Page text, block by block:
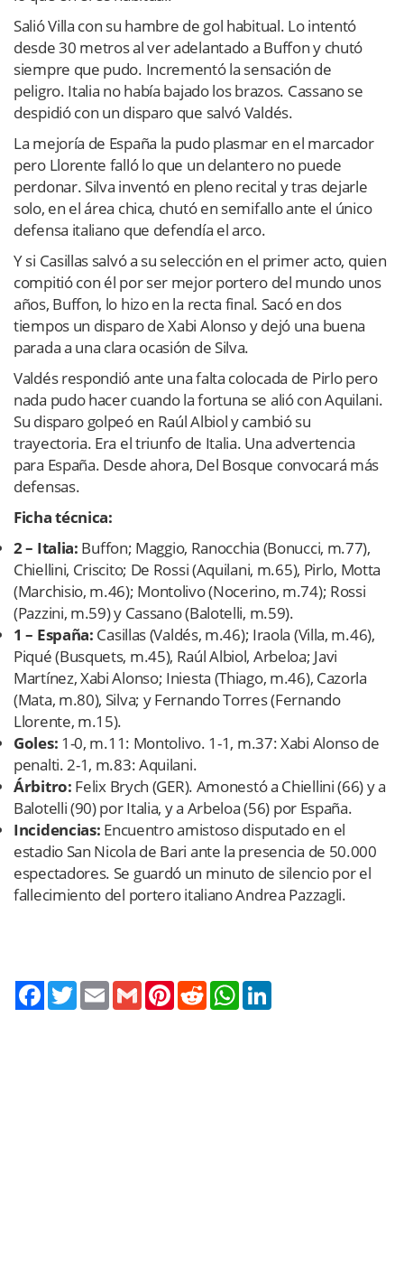
Salió Villa con su hambre de gol habitual. Lo intentó
desde 30 metros al ver adelantado a Buffon y chutó
siempre que pudo. Incrementó la sensación de
peligro. Italia no había bajado los brazos. Cassano se
despidió con un disparo que salvó Valdés.
La mejoría de España la pudo plasmar en el marcador
pero Llorente falló lo que un delantero no puede
perdonar. Silva inventó en pleno recital y tras dejarle
solo, en el área chica, chutó en semifallo ante el único
defensa italiano que defendía el arco.
Y si Casillas salvó a su selección en el primer acto, quien
compitió con él por ser mejor portero del mundo unos
años, Buffon, lo hizo en la recta final. Sacó en dos
tiempos un disparo de Xabi Alonso y dejó una buena
parada a una clara ocasión de Silva.
Valdés respondió ante una falta colocada de Pirlo pero
nada pudo hacer cuando la fortuna se alió con Aquilani.
Su disparo golpeó en Raúl Albiol y cambió su
trayectoria. Era el triunfo de Italia. Una advertencia
para España. Desde ahora, Del Bosque convocará más
defensas.
Ficha técnica:
2 – Italia: Buffon; Maggio, Ranocchia (Bonucci, m.77),
Chiellini, Criscito; De Rossi (Aquilani, m.65), Pirlo, Motta
(Marchisio, m.46); Montolivo (Nocerino, m.74); Rossi
(Pazzini, m.59) y Cassano (Balotelli, m.59).
1 – España: Casillas (Valdés, m.46); Iraola (Villa, m.46),
Piqué (Busquets, m.45), Raúl Albiol, Arbeloa; Javi
Martínez, Xabi Alonso; Iniesta (Thiago, m.46), Cazorla
(Mata, m.80), Silva; y Fernando Torres (Fernando
Llorente, m.15).
Goles: 1-0, m.11: Montolivo. 1-1, m.37: Xabi Alonso de
penalti. 2-1, m.83: Aquilani.
Árbitro: Felix Brych (GER). Amonestó a Chiellini (66) y a
Balotelli (90) por Italia, y a Arbeloa (56) por España.
Incidencias: Encuentro amistoso disputado en el
estadio San Nicola de Bari ante la presencia de 50.000
espectadores. Se guardó un minuto de silencio por el
fallecimiento del portero italiano Andrea Pazzagli.
TwitterEmail Gmail PinterestReddit WhatsApp